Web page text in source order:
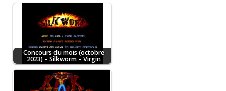
Concours du mois (octobre
2023) – Silkworm – Virgin